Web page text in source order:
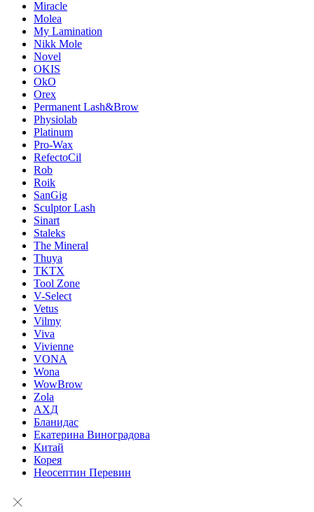
Miracle
Molea
My Lamination
Nikk Mole
Novel
OKIS
OkO
Orex
Permanent Lash&Brow
Physiolab
Platinum
Pro-Wax
RefectoCil
Rob
Roik
SanGig
Sculptor Lash
Sinart
Staleks
The Mineral
Thuya
TKTX
Tool Zone
V-Select
Vetus
Vilmy
Viva
Vivienne
VONA
Wona
WowBrow
Zola
АХД
Бланидас
Екатерина Виноградова
Китай
Корея
Неосептин Перевин